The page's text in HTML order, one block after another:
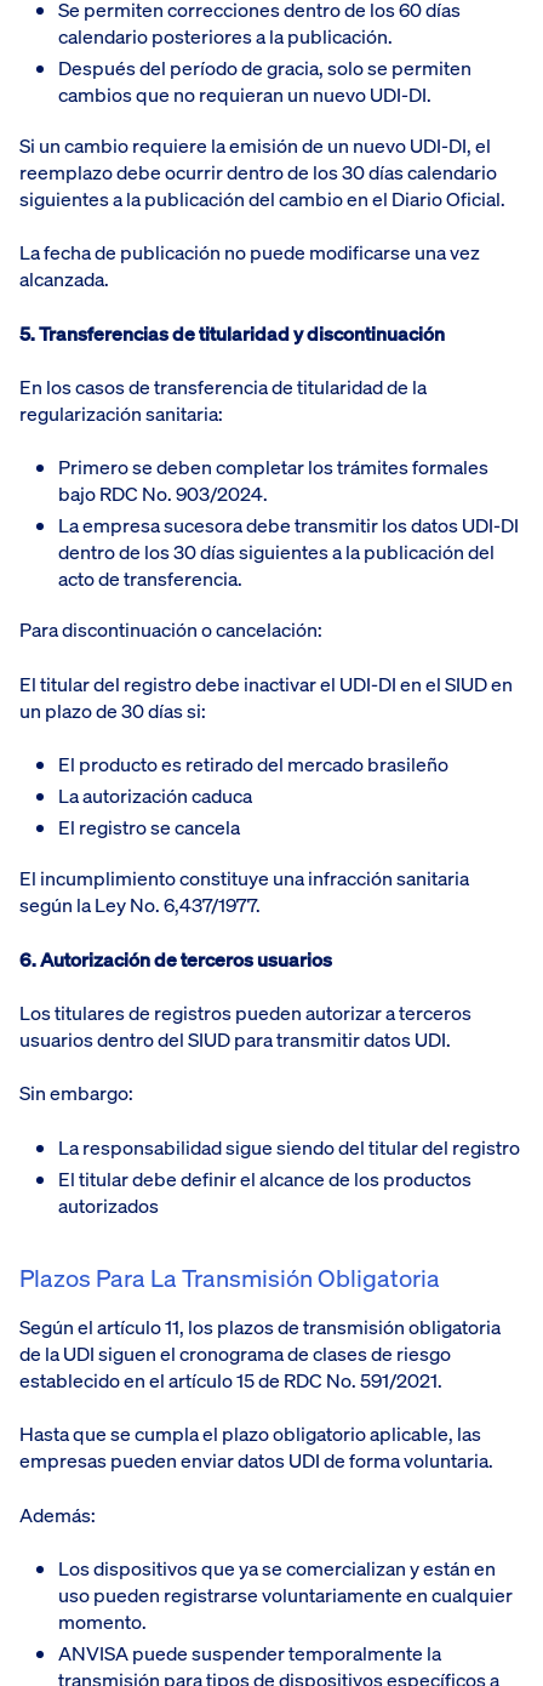
Se permiten correcciones dentro de los 60 días
calendario posteriores a la publicación.
Después del período de gracia, solo se permiten
cambios que no requieran un nuevo UDI-DI.
Si un cambio requiere la emisión de un nuevo UDI-DI, el
reemplazo debe ocurrir dentro de los 30 días calendario
siguientes a la publicación del cambio en el Diario Oficial.
La fecha de publicación no puede modificarse una vez
alcanzada.
5. Transferencias de titularidad y discontinuación
En los casos de transferencia de titularidad de la
regularización sanitaria:
Primero se deben completar los trámites formales
bajo RDC No. 903/2024.
La empresa sucesora debe transmitir los datos UDI-DI
dentro de los 30 días siguientes a la publicación del
acto de transferencia.
Para discontinuación o cancelación:
El titular del registro debe inactivar el UDI-DI en el SIUD en
un plazo de 30 días si:
El producto es retirado del mercado brasileño
La autorización caduca
El registro se cancela
El incumplimiento constituye una infracción sanitaria
según la Ley No. 6,437/1977.
6. Autorización de terceros usuarios
Los titulares de registros pueden autorizar a terceros
usuarios dentro del SIUD para transmitir datos UDI.
Sin embargo:
La responsabilidad sigue siendo del titular del registro
El titular debe definir el alcance de los productos
autorizados
Plazos Para La Transmisión Obligatoria
Según el artículo 11, los plazos de transmisión obligatoria
de la UDI siguen el cronograma de clases de riesgo
establecido en el artículo 15 de RDC No. 591/2021.
Hasta que se cumpla el plazo obligatorio aplicable, las
empresas pueden enviar datos UDI de forma voluntaria.
Además:
Los dispositivos que ya se comercializan y están en
uso pueden registrarse voluntariamente en cualquier
momento.
ANVISA puede suspender temporalmente la
transmisión para tipos de dispositivos específicos a